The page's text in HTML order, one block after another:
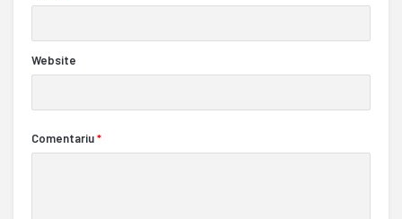
Website
Comentariu*